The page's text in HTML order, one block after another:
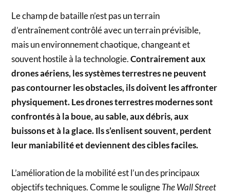
Le champ de bataille n’est pas un terrain
d’entraînement contrôlé avec un terrain prévisible,
mais un environnement chaotique, changeant et
souvent hostile à la technologie.Contrairement aux
drones aériens, les systèmes terrestres ne peuvent
pas contourner les obstacles, ils doivent les affronter
physiquement. Les drones terrestres modernes sont
confrontés à la boue, au sable, aux débris, aux
buissons et à la glace. Ils s’enlisent souvent, perdent
leur maniabilité et deviennent des cibles faciles.
L’amélioration de la mobilité est l’un des principaux
objectifs techniques. Comme le souligneThe Wall Street